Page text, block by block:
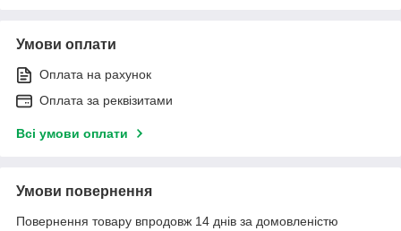
Умови оплати
Оплата на рахунок
Оплата за реквізитами
Всі умови оплати
Умови повернення
Повернення товару впродовж 14 днів за домовленістю